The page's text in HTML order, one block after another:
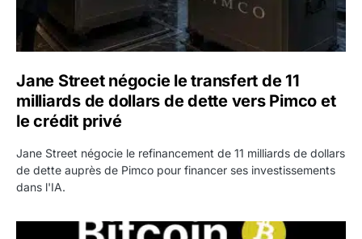
Jane Street négocie le transfert de 11
milliards de dollars de dette vers Pimco et
le crédit privé
Jane Street négocie le refinancement de 11 milliards de dollars
de dette auprès de Pimco pour financer ses investissements
dans l'IA.
Bitcoin stagne à 64 000 dollars pendant que les